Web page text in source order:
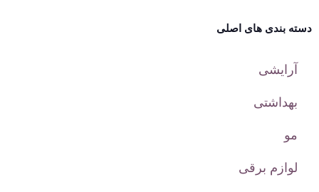
دسته بندی های اصلی
آرایشی
بهداشتی
مو
لوازم برقی